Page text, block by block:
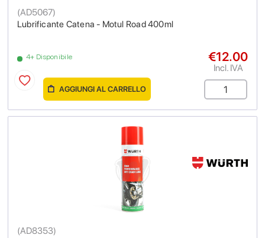
Lubrificante Catena - Motul Road 400ml
(AD5067)
4+ Disponibile €12.00
Incl. IVA
AGGIUNGI AL CARRELLO
(AD8353)